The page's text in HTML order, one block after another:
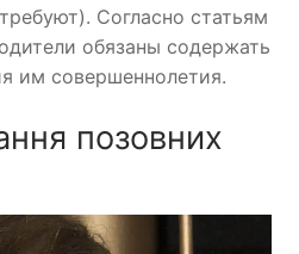
Согласно статьям
обязаны содержать
им совершеннолетия.
позовних